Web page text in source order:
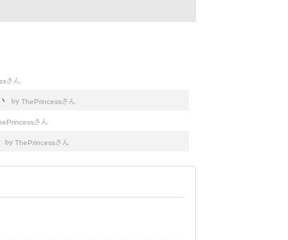
さん
by ThePrincessさん
さん
by ThePrincessさん